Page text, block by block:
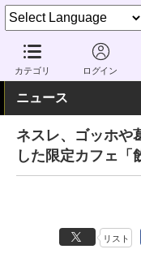
カテゴリ ログイン
家電 Watch 生活家電
ニュース
ネスレ、ゴッホや
した限定カフェ「
リスト